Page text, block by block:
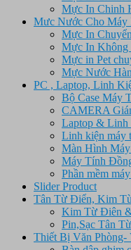
Mực In Chinh
Mưc Nước Cho Máy
Mực In
Mực In Không
Mực in Pet
Mực Nước
PC , Laptop, Linh
Bộ Case Máy
CAMERA
Laptop & Linh
Linh kiện máy
Màn Hình
Máy Tính
Phần mềm
Slider Product
Tân Từ Điển, Kim
Kim Từ Điên
Pin,Sạc Tân
Thiết Bị Văn Phòng-